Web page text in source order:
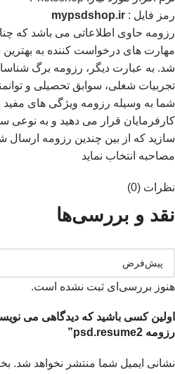
رمز فایل : mypsdshop.ir
رزومه حاوی اطلاعاتی می باشد که
مهارت های درخواست کننده به بهترین
شد. به عبارت دیگر، رزومه برگ
تجربیات شغلی، سوابق تحصیلی و
شما به وسیله رزومه ویژگی های مفید و
کارفرمایان قرار می دهید و به نوعی
سازید که از بین چندین رزومه ارسال
مصاحبه انتخاب نماید
نظرات (0)
نقد و بررسی‌ها
هنوز بررسی‌ای ثبت نشده است.
اولین کسی باشید که دیدگاهی می نویسد
رزومه psd.resume2”
نشانی ایمیل شما منتشر نخواهد شد.